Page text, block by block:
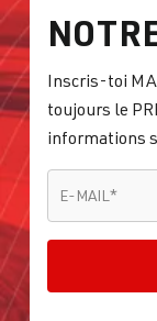
Inscris-toi
toujours le
informations
E-MAIL *